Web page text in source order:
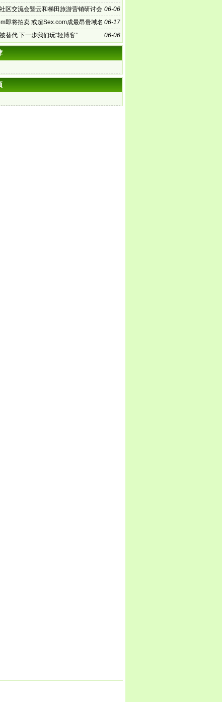
06-06
区交流会暨云和梯田旅游营销研讨会
06-17
即将拍卖 或超Sex.com成最昂贵域名
06-06
替代 下一步我们玩“轻博客”